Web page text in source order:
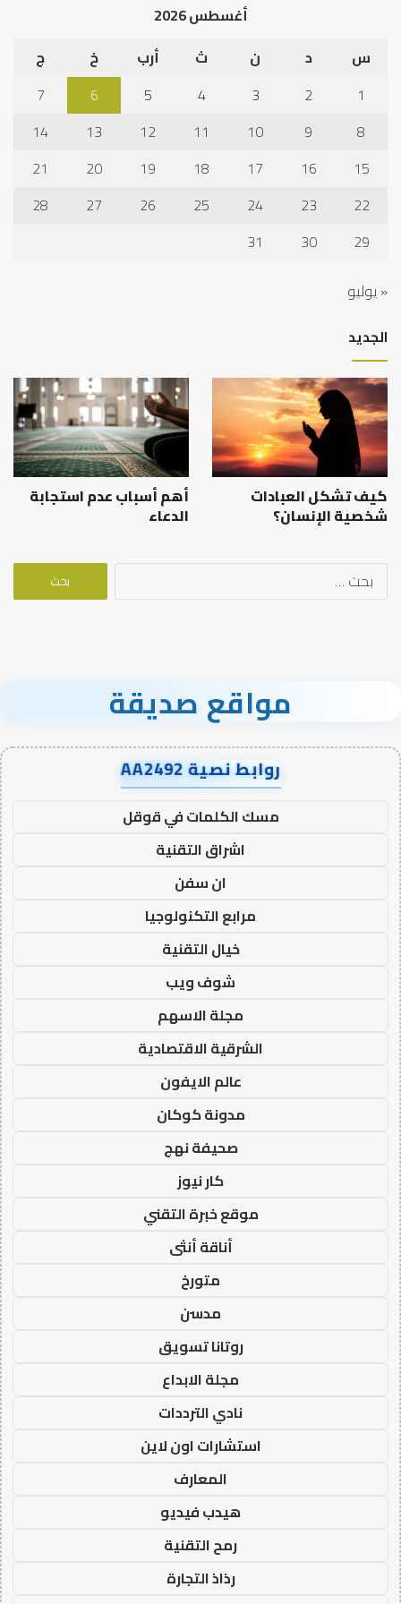
أغسطس 2026
س
د ن ث أرب خ
ج
1
2
3
4
5
6
7
8
9
10
11
12
13
14
15
16
17
18
19
20
21
22
23
24
25
26
27
28
29
30
31
« يوليو
الجديد
كيف تشكل العبادات
شخصية الإنسان؟
أهم أسباب عدم استجابة
الدعاء
البحث
مواقع صديقة
روابط نصية AA2492
مسك الكلمات في قوقل
اشراق التقنية
ان سفن
مرابع التكنولوجيا
خيال التقنية
شوف ويب
مجلة الاسهم
الشرقية الاقتصادية
عالم الايفون
مدونة كوكان
صحيفة نهج
كار نيوز
موقع خبرة التقني
أناقة أنثى
متورخ
مدسن
روتانا تسويق
مجلة الابداع
نادي الترددات
استشارات اون لاين
المعارف
هيدب فيديو
رمح التقنية
رذاذ التجارة